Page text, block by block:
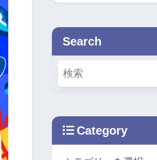
Search
Category